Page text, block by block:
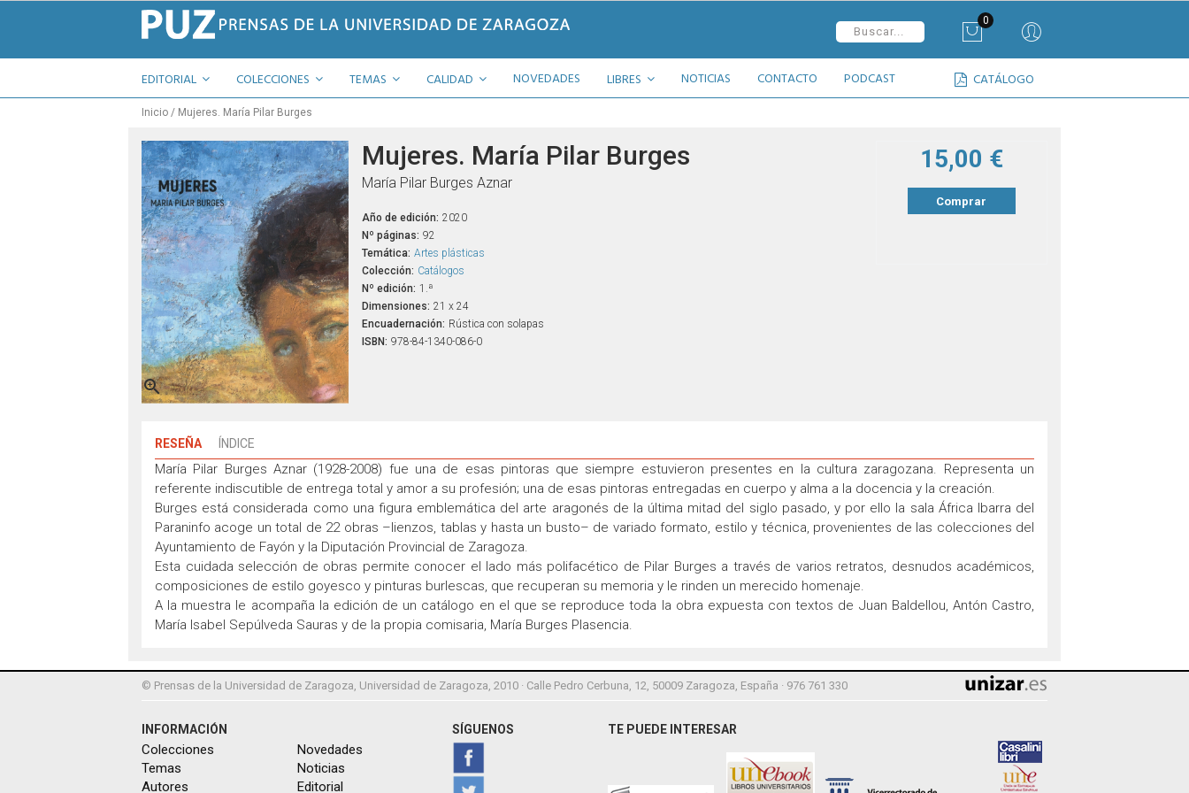
0
EDITORIAL COLECCIONES TEMAS CATÁLOGO
CALIDAD NOVEDADES LIBRES NOTICIAS CONTACTO PODCAST
Inicio Mujeres. María Pilar Burges

Mujeres. María Pilar Burges
María Pilar Burges Aznar
Año de edición: 2020
Nº páginas: 92
Temática: Artes plásticas
Colección: Catálogos
Nº edición: 1.ª
Dimensiones: 21 x 24
Encuadernación: Rústica con solapas
ISBN: 978-84-1340-086-0
15,00 €
Comprar
RESEÑA ÍNDICE
María Pilar Burges Aznar (1928-2008) fue una de esas pintoras que siempre estuvieron presentes en la cultura zaragozana. Representa un
referente indiscutible de entrega total y amor a su profesión; una de esas pintoras entregadas en cuerpo y alma a la docencia y la creación.
Burges está considerada como una figura emblemática del arte aragonés de la última mitad del siglo pasado, y por ello la sala África Ibarra del
Paraninfo acoge un total de 22 obras –lienzos, tablas y hasta un busto– de variado formato, estilo y técnica, provenientes de las colecciones del
Ayuntamiento de Fayón y la Diputación Provincial de Zaragoza.
Esta cuidada selección de obras permite conocer el lado más polifacético de Pilar Burges a través de varios retratos, desnudos académicos,
composiciones de estilo goyesco y pinturas burlescas, que recuperan su memoria y le rinden un merecido homenaje.
A la muestra le acompaña la edición de un catálogo en el que se reproduce toda la obra expuesta con textos de Juan Baldellou, Antón Castro,
María Isabel Sepúlveda Sauras y de la propia comisaria, María Burges Plasencia.
© Prensas de la Universidad de Zaragoza, Universidad de Zaragoza, 2010 · Calle Pedro Cerbuna, 12, 50009 Zaragoza, España · 976 761 330
INFORMACIÓN
Colecciones
Temas
Autores
Novedades
Noticias
Editorial
SÍGUENOS TE PUEDE INTERESAR